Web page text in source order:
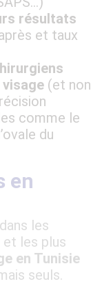
résultats
et taux
(et non
comme le
du
en
les
les plus
en Tunisie
seuls.